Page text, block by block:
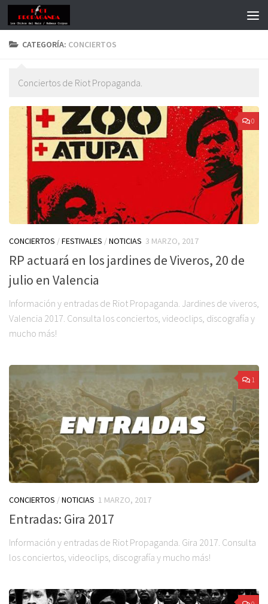
CATEGORÍA: CONCIERTOS
Conciertos de Riot Propaganda.
0
CONCIERTOS /FESTIVALES /NOTICIAS 3 MARZO, 2017
RP actuará en los jardines de Viveros, 20 de
julio en Valencia
Información y entradas de Riot Propaganda. Jardines de viveros,
Valencia 2017. Consulta los conciertos, videoclips, discografía y
mucho más!
1
CONCIERTOS /NOTICIAS 1 MARZO, 2017
Entradas: Gira 2017
Información y entradas de Riot Propaganda. Gira 2017. Consulta
los conciertos, videoclips, discografía y mucho más!